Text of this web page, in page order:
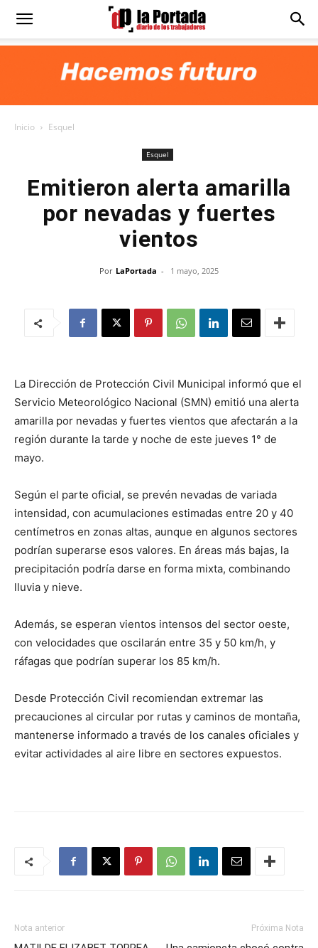
Diario
Inicio Esquel
Esquel
Emitieron alerta amarilla
por nevadas y fuertes
vientos
Por LaPortada - 1 mayo, 2025
La Dirección de Protección Civil Municipal informó que el
Servicio Meteorológico Nacional (SMN) emitió una alerta
amarilla por nevadas y fuertes vientos que afectarán a la
región durante la tarde y noche de este jueves 1° de
mayo.
Según el parte oficial, se prevén nevadas de variada
intensidad, con acumulaciones estimadas entre 20 y 40
centímetros en zonas altas, aunque en algunos sectores
podrían superarse esos valores. En áreas más bajas, la
precipitación podría darse en forma mixta, combinando
lluvia y nieve.
Además, se esperan vientos intensos del sector oeste,
con velocidades que oscilarán entre 35 y 50 km/h, y
ráfagas que podrían superar los 85 km/h.
Desde Protección Civil recomiendan extremar las
precauciones al circular por rutas y caminos de montaña,
mantenerse informado a través de los canales oficiales y
evitar actividades al aire libre en sectores expuestos.
Nota anterior Próxima Nota